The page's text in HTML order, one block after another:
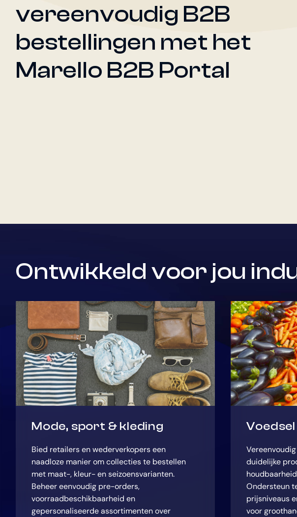
vereenvoudig B2B
bestellingen met het
Marello B2B Portal
Ontwikkeld voor jou
Mode, sport & kleding
Bied retailers en wederverkopers een
naadloze manier om collecties te bestellen
met maat-, kleur- en seizoensvarianten.
Beheer eenvoudig pre-orders,
voorraadbeschikbaarheid en
gepersonaliseerde assortimenten over
duidelijke
Ondersteun
prijsniveaus
voor